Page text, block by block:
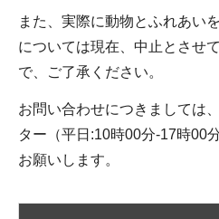
また、実際に動物とふれあい
については現在、中止とさせ
で、ご了承ください。
お問い合わせにつきましては
ター（平日:10時00分-17時00
お願いします。